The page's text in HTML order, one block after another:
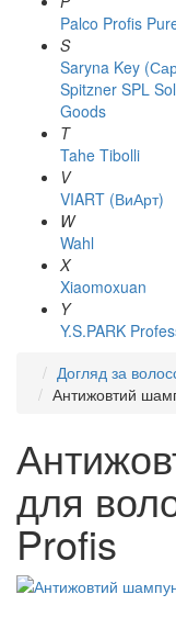
Palco Profis
S
Saryna Key
Spitzner SPL
Goods
T
Tahe Tibolli
V
VIART (ВиАрт)
W
Wahl
X
Xiaomoxuan
Y
Y.S.PARK
Догляд за
Антижовтий
для
Profis